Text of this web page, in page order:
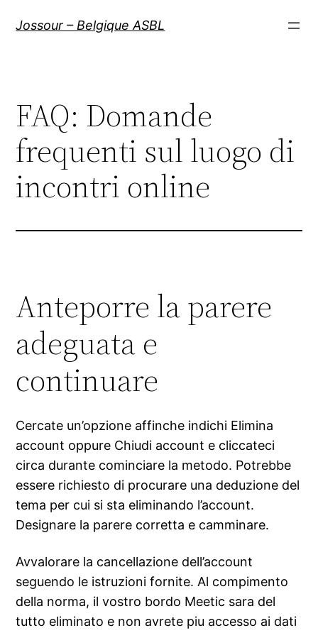
Jossour – Belgique ASBL
FAQ: Domande
frequenti sul luogo di
incontri online
Anteporre la parere
adeguata e
continuare
Cercate un’opzione affinche indichi Elimina
account oppure Chiudi account e cliccateci
circa durante cominciare la metodo. Potrebbe
essere richiesto di procurare una deduzione del
tema per cui si sta eliminando l’account.
Designare la parere corretta e camminare.
Avvalorare la cancellazione dell’account
seguendo le istruzioni fornite. Al compimento
della norma, il vostro bordo Meetic sara del
tutto eliminato e non avrete piu accesso ai dati